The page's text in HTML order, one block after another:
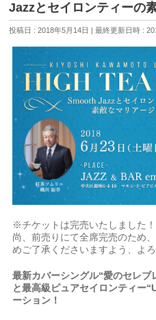
Jazzとセイロンティーの
投稿日 : 2018年5月14日 最終更新日時 :
※チケットは完売いたしました
尚、前売りにて全席完売のため
めご了承くださいますよう、よ
最新カバーシングル“愛のセレブ
と最高級ピュアセイロンティー
ーション！